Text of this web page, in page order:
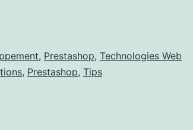
, Prestashop, Technologies Web
, Prestashop, Tips